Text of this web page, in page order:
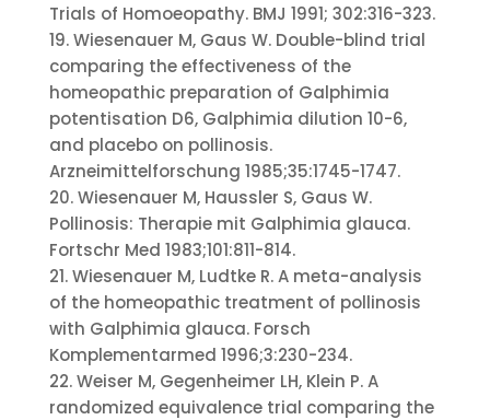
Trials of Homoeopathy. BMJ 1991; 302:316-323.
19. Wiesenauer M, Gaus W. Double-blind trial
comparing the effectiveness of the
homeopathic preparation of Galphimia
potentisation D6, Galphimia dilution 10-6,
and placebo on pollinosis.
Arzneimittelforschung 1985;35:1745-1747.
20. Wiesenauer M, Haussler S, Gaus W.
Pollinosis: Therapie mit Galphimia glauca.
Fortschr Med 1983;101:811-814.
21. Wiesenauer M, Ludtke R. A meta-analysis
of the homeopathic treatment of pollinosis
with Galphimia glauca. Forsch
Komplementarmed 1996;3:230-234.
22. Weiser M, Gegenheimer LH, Klein P. A
randomized equivalence trial comparing the